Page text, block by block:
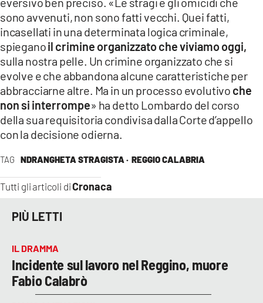
TAG NDRANGHETA STRAGISTA · REGGIO CALABRIA
Tutti gli articoli diCronaca
sono avvenuti, non sono fatti vecchi. Quei fatti,
incasellati in una determinata logica criminale,
spieganoil crimine organizzato che viviamo oggi,
sulla nostra pelle. Un crimine organizzato che si
evolve e che abbandona alcune caratteristiche per
abbracciarne altre. Ma in un processo evolutivo che
non si interrompe» ha detto Lombardo del corso
della sua requisitoria condivisa dalla Corte d’appello
con la decisione odierna.
PIÙ LETTI
IL DRAMMA
Incidente sul lavoro nel Reggino, muore
Fabio Calabrò